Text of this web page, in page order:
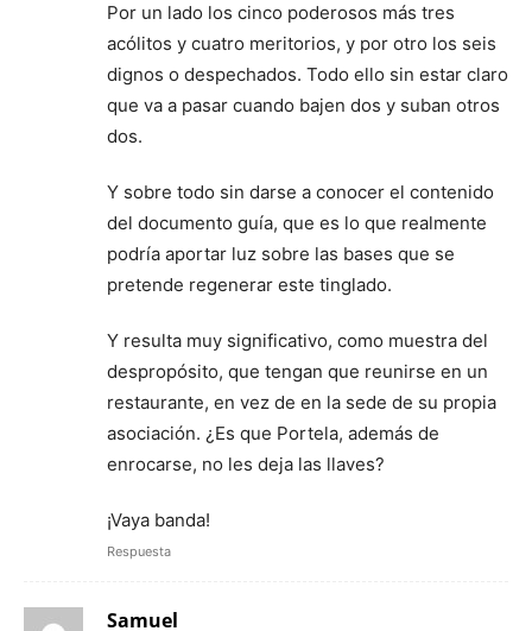
Por un lado los cinco poderosos más tres
acólitos y cuatro meritorios, y por otro los seis
dignos o despechados. Todo ello sin estar claro
que va a pasar cuando bajen dos y suban otros
dos.
Y sobre todo sin darse a conocer el contenido
del documento guía, que es lo que realmente
podría aportar luz sobre las bases que se
pretende regenerar este tinglado.
Y resulta muy significativo, como muestra del
despropósito, que tengan que reunirse en un
restaurante, en vez de en la sede de su propia
asociación. ¿Es que Portela, además de
enrocarse, no les deja las llaves?
¡Vaya banda!
Respuesta
Samuel